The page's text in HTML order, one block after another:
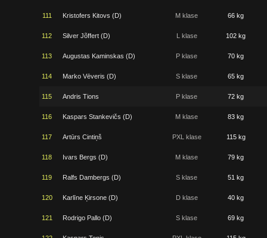
111 Kristofers Kitovs (D) M klase 66 kg
112 Silver Jõffert (D) L klase 102 kg
113 Augustas Kaminskas (D) P klase 70 kg
114 Marko Vēveris (D) S klase 65 kg
115 Andris Tions P klase 72 kg
116 Kaspars Stankevičs (D) M klase 83 kg
117 Artūrs Cintiņš PXL klase 115 kg
118 Ivars Bergs (D) M klase 79 kg
119 Ralfs Dambergs (D) S klase 51 kg
120 Karlīne Ķirsone (D) D klase 40 kg
121 Rodrigo Pallo (D) S klase 69 kg